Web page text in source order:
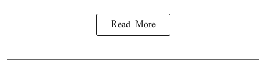
Read More